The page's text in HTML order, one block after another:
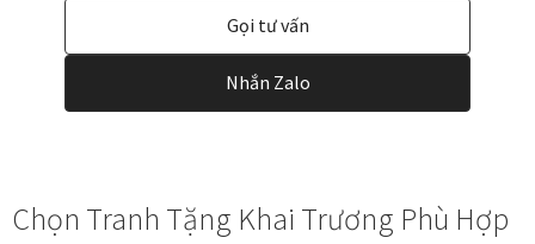
Gọi tư vấn
Nhắn Zalo
Chọn Tranh Tặng Khai Trương Phù Hợp